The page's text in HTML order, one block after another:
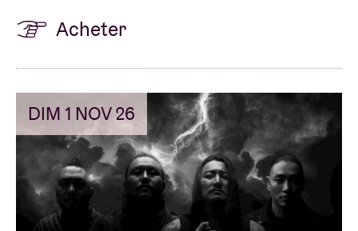
Acheter
DIM 1 NOV 26